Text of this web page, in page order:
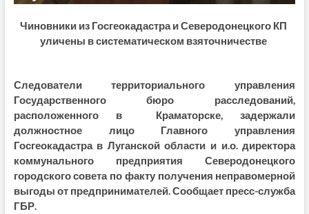
Чиновники из Госгеокадастра и Северодонецкого КП
уличены в систематическом взяточничестве
Следователи территориального управления
Государственного бюро расследований,
расположенного в Краматорске, задержали
должностное лицо Главного управления
Госгеокадастра в Луганской области и и.о. директора
коммунального предприятия Северодонецкого
городского совета по факту получения неправомерной
выгоды от предпринимателей. Сообщает пресс-служба
ГБР.